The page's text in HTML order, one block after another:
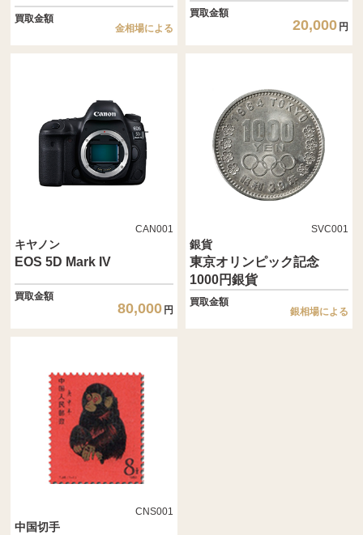
買取金額
金相場による
買取金額
20,000 円
CAN001
キヤノン
EOS 5D Mark IV
買取金額
80,000 円
SVC001
銀貨
東京オリンピック記念
1000円銀貨
買取金額
銀相場による
CNS001
中国切手